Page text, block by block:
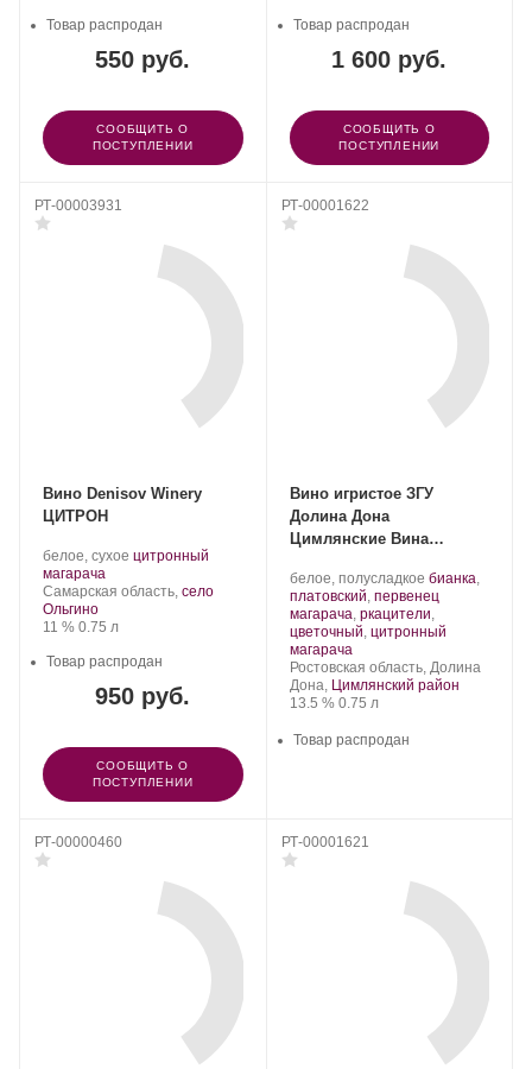
550 руб.
Товар распродан
СООБЩИТЬ О
ПОСТУПЛЕНИИ
1 600 руб.
Товар распродан
СООБЩИТЬ О
ПОСТУПЛЕНИИ
РТ-00003931
Вино Denisov Winery
ЦИТРОН
Производитель:
Denisov
Winery.
белое, сухое .
винограда:
цитронный
магарача
Регион:
Самарская область, село
Ольгино
Крепость
11 %. Объем
0.75 л
950 руб.
Товар распродан
СООБЩИТЬ О
ПОСТУПЛЕНИИ
РТ-00001622
Вино игристое ЗГУ
Долина Дона
Цимлянские Вина
Производитель:
Цимлянские
Вина.
белое, полусладкое .
Сорт
винограда:
бианка,
платовский, первенец
магарача, ркацители,
цветочный, цитронный
магарача.
Регион:
Ростовская область, Долина
Дона, Цимлянский район
Крепость
13.5 %. Объем
0.75 л
Товар распродан
РТ-00000460 РТ-00001621